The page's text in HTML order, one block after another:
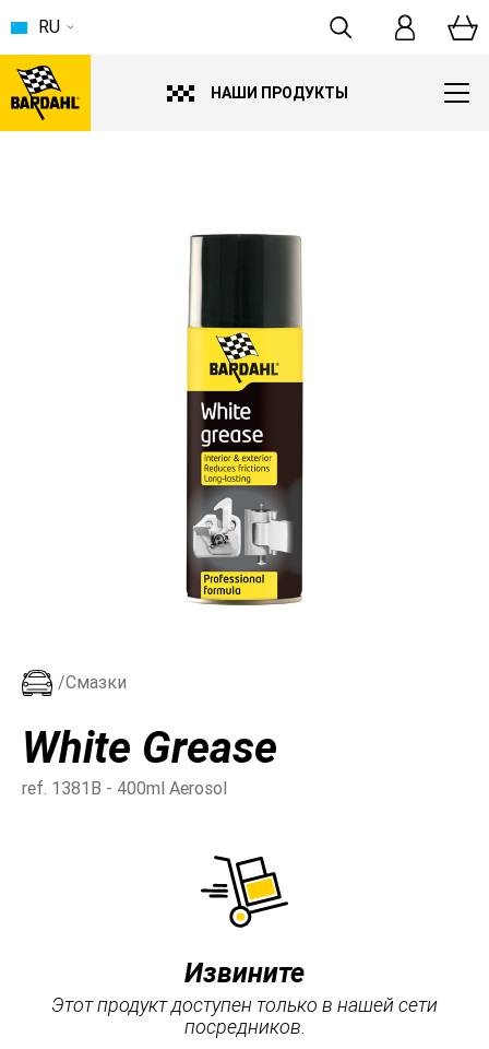
НАШИ ПРОДУКТЫ
RU
/Смазки
White Grease
ref. 1381B - 400ml Aerosol
Извините
Этот продукт доступен только в нашей сети
посредников.